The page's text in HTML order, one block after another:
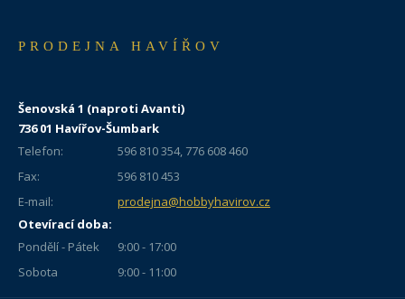
PRODEJNA HAVÍŘOV
Šenovská 1 (naproti Avanti)
736 01 Havířov-Šumbark
Telefon:
596 810 354, 776 608 460
Fax:
596 810 453
E-mail:
prodejna@hobbyhavirov.cz
Otevírací doba:
Pondělí - Pátek
9:00 - 17:00
Sobota
9:00 - 11:00